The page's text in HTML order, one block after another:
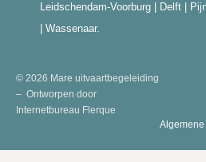
Leidschendam-Voorburg | Delft |
| Wassenaar.
© 2026 Mare uitvaartbegeleiding
– Ontworpen door
Internetbureau Flerque